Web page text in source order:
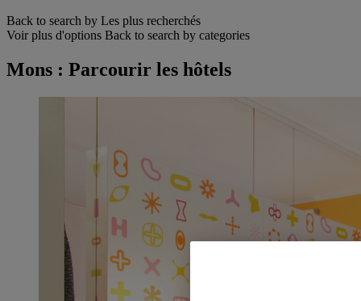
Back to search by Les plus recherchés
Voir plus d'options Back to search by categories
Mons : Parcourir les hôtels